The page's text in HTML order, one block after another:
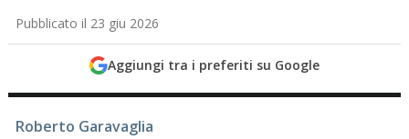
Pubblicato il 23 giu 2026
Aggiungi tra i preferiti su Google
Roberto Garavaglia